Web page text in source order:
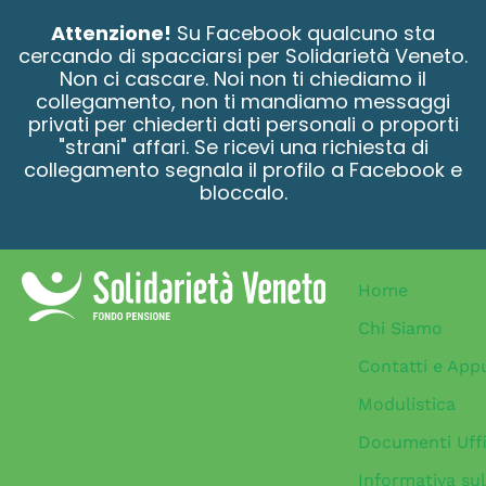
Attenzione! Su Facebook qualcuno sta
cercando di spacciarsi per Solidarietà Veneto.
Non ci cascare. Noi non ti chiediamo il
collegamento, non ti mandiamo messaggi
privati per chiederti dati personali o proporti
"strani" affari. Se ricevi una richiesta di
collegamento segnala il profilo a Facebook e
bloccalo.
Home
Chi Siamo
Contatti e
Modulistica
Documenti
Informativa